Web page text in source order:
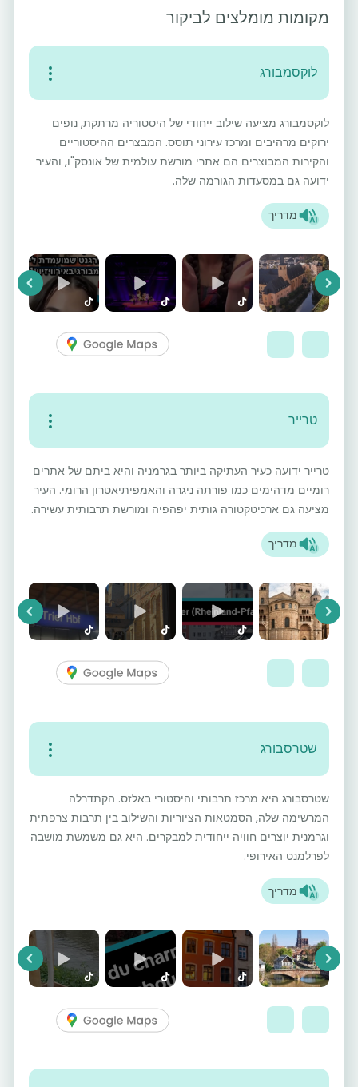
מקומות מומלצים לביקור
לוקסמבורג
לוקסמבורג מציעה שילוב ייחודי של היסטוריה מרתקת, נופים
ירוקים מרהיבים ומרכז עירוני תוסס. המבצרים ההיסטוריים
והקירות המבוצרים הם אתרי מורשת עולמית של אונסק"ו, והעיר
ידועה גם במסעדות הגורמה שלה.
מדריך
Next
טרייר
טרייר ידועה כעיר העתיקה ביותר בגרמניה והיא ביתם של אתרים
רומיים מדהימים כמו פורתה ניגרה והאמפיתיאטרון הרומי. העיר
מציעה גם ארכיטקטורה גותית יפהפיה ומורשת תרבותית עשירה.
מדריך
Next
שטרסבורג
שטרסבורג היא מרכז תרבותי והיסטורי באלזס. הקתדרלה
המרשימה שלה, הסמטאות הציוריות והשילוב בין תרבות צרפתית
וגרמנית יוצרים חוויה ייחודית למבקרים. היא גם משמשת מושבה
לפרלמנט האירופי.
מדריך
Next